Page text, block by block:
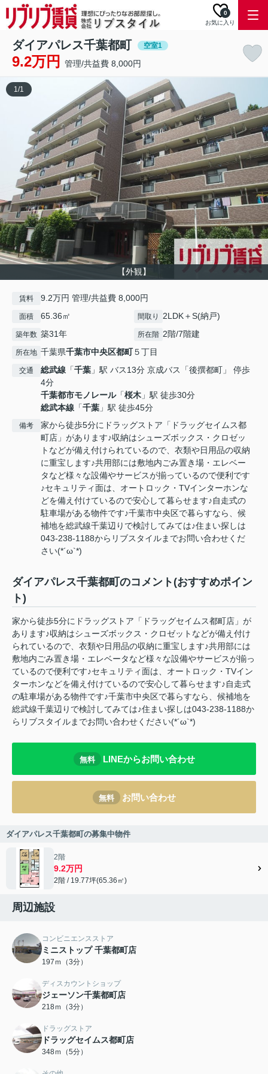
お気に入り
0
ダイアパレス千葉都町 空室1
9.2万円 管理/共益費 8,000円
【外観】
1/1
賃料 9.2万円 管理/共益費 8,000円
面積 65.36㎡ 間取り 2LDK＋S(納戸)
築年数 築31年 所在階 2階/7階建
所在地 千葉県千葉市中央区都町５丁目
交通 総武線 「千葉 」駅 バス13分 京成バス「後撰都町」 停歩
4分
千葉都市モノレール「桜木 」駅 徒歩30分
総武本線 「千葉 」駅 徒歩45分
備考
家から徒歩5分にドラッグストア「ドラッグセイムス都
町店」があります♪収納はシューズボックス・クロゼッ
トなどが備え付けられているので、衣類や日用品の収納
に重宝します♪共用部には敷地内ごみ置き場・エレベー
タなど様々な設備やサービスが揃っているので便利です
♪セキュリティ面は、オートロック・TVインターホンな
どを備え付けているので安心して暮らせます♪自走式の
駐車場がある物件です♪千葉市中央区で暮らすなら、候
補地を総武線千葉辺りで検討してみては♪住まい探しは
043-238-1188からリブスタイルまでお問い合わせくだ
さい(*´ω`*)
ダイアパレス千葉都町のコメント(おすすめポイン
ト)
家から徒歩5分にドラッグストア「ドラッグセイムス都町店」が
あります♪収納はシューズボックス・クロゼットなどが備え付け
られているので、衣類や日用品の収納に重宝します♪共用部には
敷地内ごみ置き場・エレベータなど様々な設備やサービスが揃っ
ているので便利です♪セキュリティ面は、オートロック・TVイン
ターホンなどを備え付けているので安心して暮らせます♪自走式
の駐車場がある物件です♪千葉市中央区で暮らすなら、候補地を
総武線千葉辺りで検討してみては♪住まい探しは043-238-1188か
らリブスタイルまでお問い合わせください(*´ω`*)
無料 LINEからお問い合わせ
無料 お問い合わせ
ダイアパレス千葉都町の募集中物件
2階
9.2万円
2階 / 19.77坪(65.36㎡)
周辺施設
コンビニエンスストア
ミニストップ 千葉都町店
197ｍ（3分）
ディスカウントショップ
ジェーソン千葉都町店
218ｍ（3分）
ドラッグストア
ドラッグセイムス都町店
348ｍ（5分）